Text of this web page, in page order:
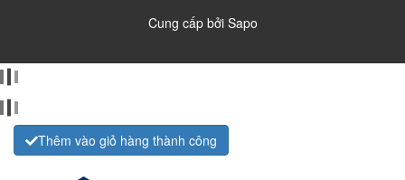
Cung cấp bởi Sapo
Thêm vào giỏ hàng thành công